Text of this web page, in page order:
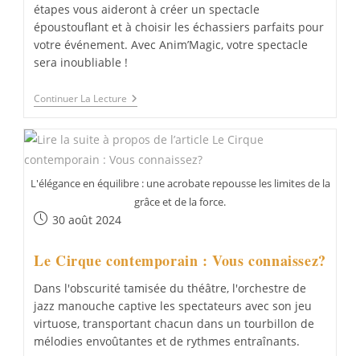
étapes vous aideront à créer un spectacle
époustouflant et à choisir les échassiers parfaits pour
votre événement. Avec Anim’Magic, votre spectacle
sera inoubliable !
Continuer La Lecture Les
Échassiers:
Connaissez?
L'élégance en équilibre : une acrobate repousse les limites de la
grâce et de la force.
Publication
30 août 2024
Le Cirque contemporain : Vous connaissez?
Dans l'obscurité tamisée du théâtre, l'orchestre de
jazz manouche captive les spectateurs avec son jeu
virtuose, transportant chacun dans un tourbillon de
mélodies envoûtantes et de rythmes entraînants.